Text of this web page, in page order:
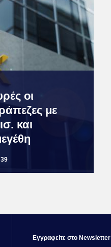
οι
με
και
Εγγραφεiτε στο Newsletter